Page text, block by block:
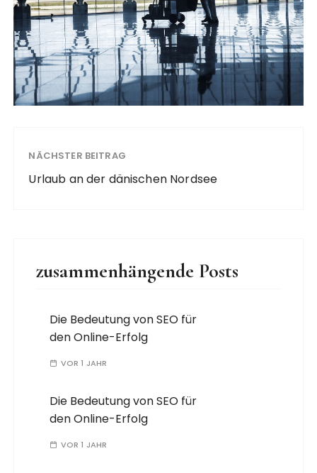
NÄCHSTER BEITRAG
Urlaub an der dänischen Nordsee
zusammenhängende Posts
Die Bedeutung von SEO für
den Online-Erfolg
VOR 1 JAHR
Die Bedeutung von SEO für
den Online-Erfolg
VOR 1 JAHR